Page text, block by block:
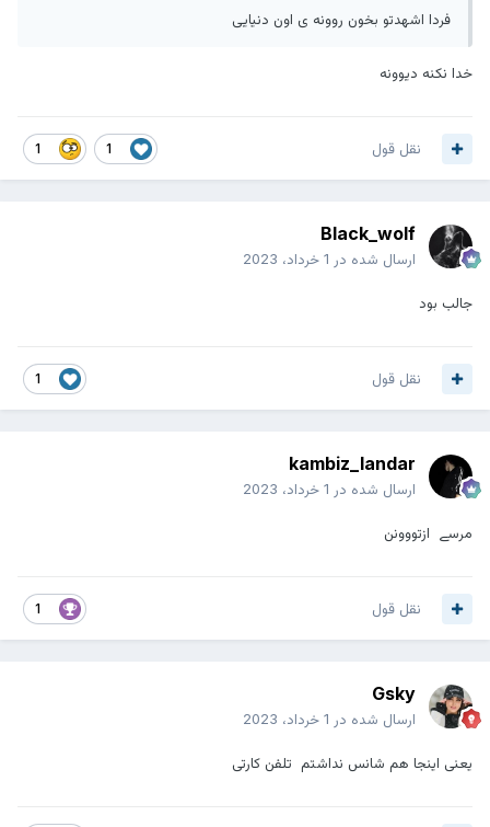
فردا اشهدتو بخون روونه ی اون دنیایی
خدا نکنه دیوونه
نقل قول
Black_wolf
ارسال شده در
جالب بود
نقل قول
kambiz_landar
ارسال شده در
مرسے ازتووونن
نقل قول
Gsky
ارسال شده در
یعنی اینجا هم شانس نداشتم تلفن کارتی